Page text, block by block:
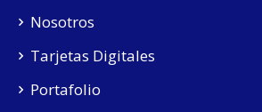
Nosotros
Tarjetas Digitales
Portafolio